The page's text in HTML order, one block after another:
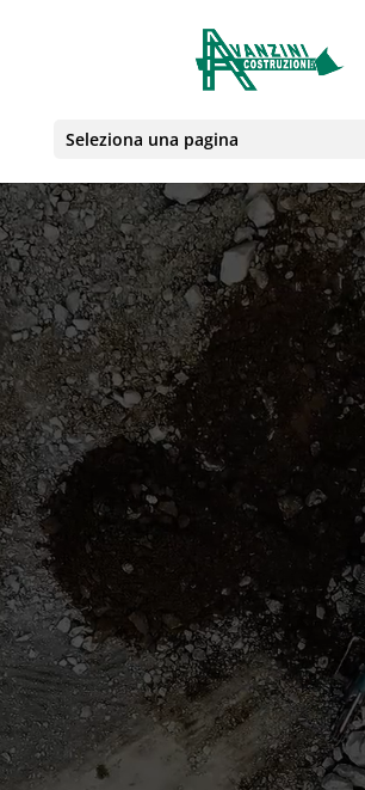
Seleziona una pagina
Video
Player